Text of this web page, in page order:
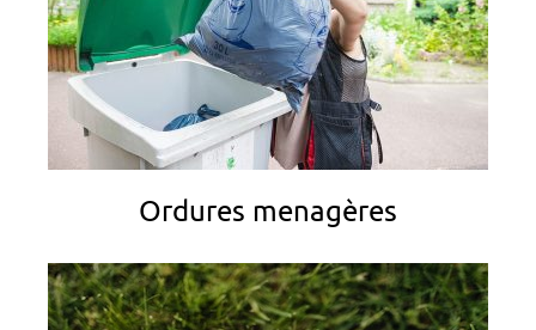
Ordures menagères